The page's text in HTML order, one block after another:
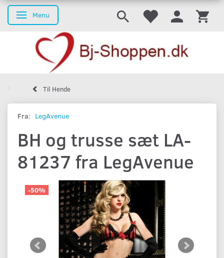
Skifte navigation
Menu
Til Hende
Fra: LegAvenue
BH og trusse sæt LA-
81237 fra LegAvenue
-50%